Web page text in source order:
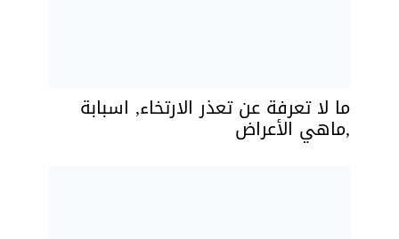
ما لا تعرفة عن تعذر الارتخاء, اسبابة
,ماهي الأعراض